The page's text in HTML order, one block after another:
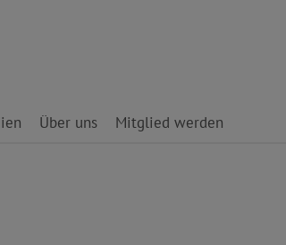
Über uns Mitglied werden